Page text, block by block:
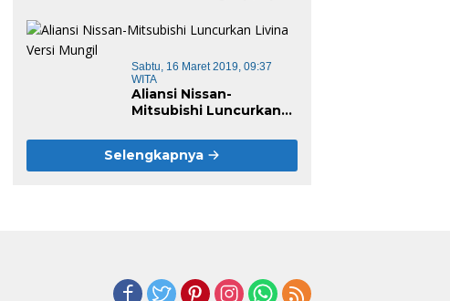
Sabtu, 16 Maret 2019, 09:37
WITA
Aliansi Nissan-
Mitsubishi Luncurkan
Selengkapnya